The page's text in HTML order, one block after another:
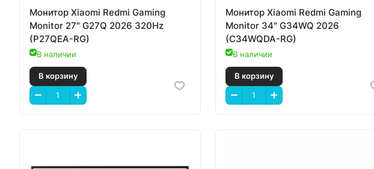
Монитор Xiaomi Redmi Gaming
Monitor 27" G27Q 2026 320Hz
(P27QEA-RG)
В наличии
Монитор Xiaomi Redmi Gaming
Monitor 34" G34WQ 2026
(C34WQDA-RG)
В наличии